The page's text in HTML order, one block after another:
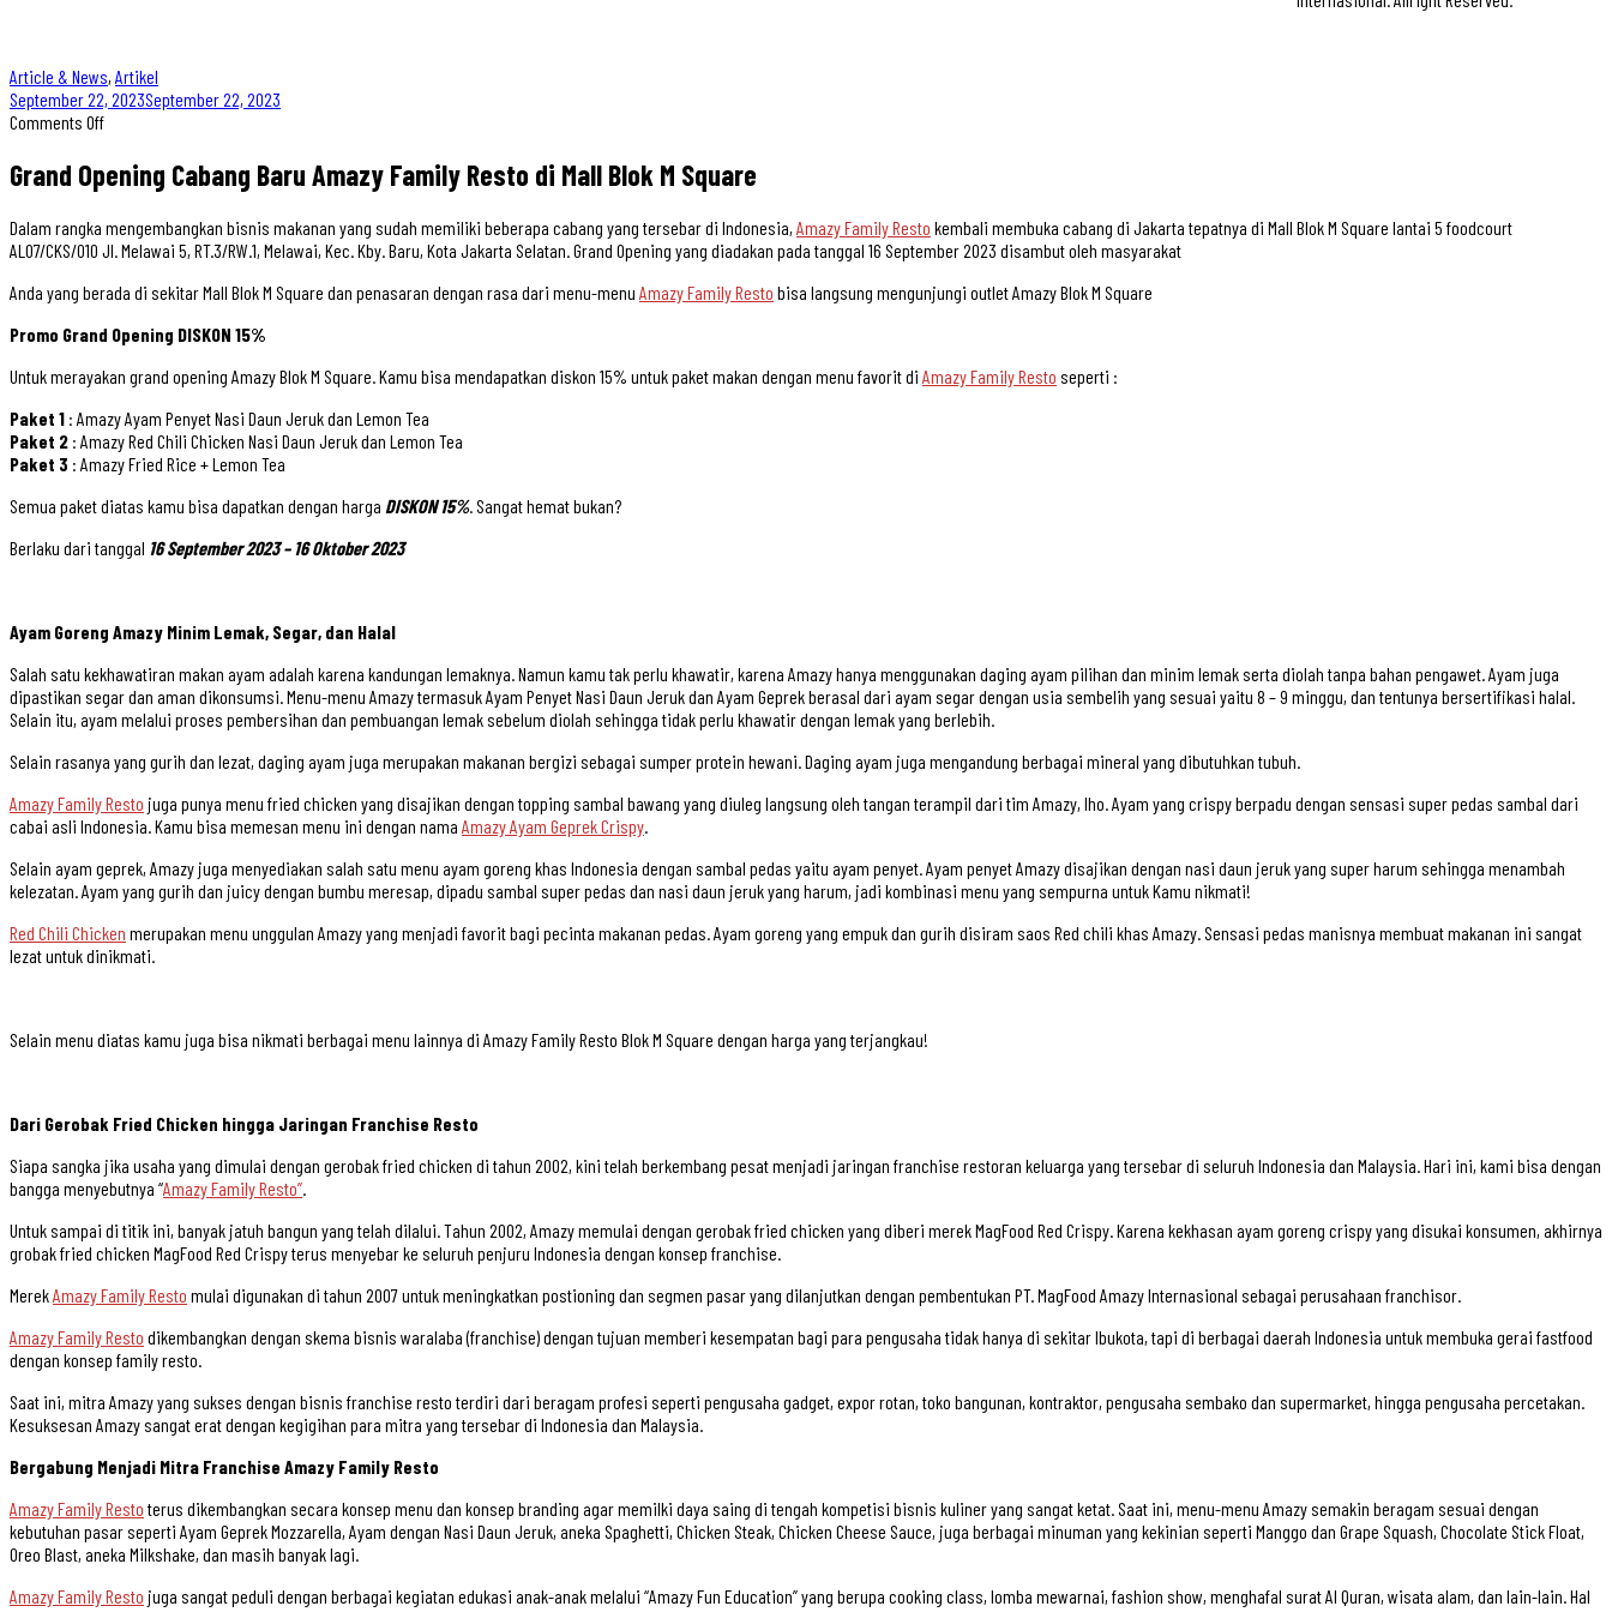
Article & News, Artikel
September 22, 2023September 22, 2023
Comments Off
Grand Opening Cabang Baru Amazy Family Resto di Mall Blok M Square
Dalam rangka mengembangkan bisnis makanan yang sudah memiliki beberapa cabang yang tersebar di Indonesia, Amazy Family Resto kembali membuka cabang di Jakarta tepatnya di Mall Blok M Square lantai 5 foodcourt
AL07/CKS/010 Jl. Melawai 5, RT.3/RW.1, Melawai, Kec. Kby. Baru, Kota Jakarta Selatan. Grand Opening yang diadakan pada tanggal 16 September 2023 disambut oleh masyarakat
Anda yang berada di sekitar Mall Blok M Square dan penasaran dengan rasa dari menu-menu Amazy Family Resto bisa langsung mengunjungi outlet Amazy Blok M Square
Promo Grand Opening DISKON 15%
Untuk merayakan grand opening Amazy Blok M Square. Kamu bisa mendapatkan diskon 15% untuk paket makan dengan menu favorit di Amazy Family Resto seperti :
Paket 1 : Amazy Ayam Penyet Nasi Daun Jeruk dan Lemon Tea
Paket 2 : Amazy Red Chili Chicken Nasi Daun Jeruk dan Lemon Tea
Paket 3 : Amazy Fried Rice + Lemon Tea
Semua paket diatas kamu bisa dapatkan dengan harga DISKON 15%. Sangat hemat bukan?
Berlaku dari tanggal 16 September 2023 – 16 Oktober 2023
Ayam Goreng Amazy Minim Lemak, Segar, dan Halal
Salah satu kekhawatiran makan ayam adalah karena kandungan lemaknya. Namun kamu tak perlu khawatir, karena Amazy hanya menggunakan daging ayam pilihan dan minim lemak serta diolah tanpa bahan pengawet. Ayam juga
dipastikan segar dan aman dikonsumsi. Menu-menu Amazy termasuk Ayam Penyet Nasi Daun Jeruk dan Ayam Geprek berasal dari ayam segar dengan usia sembelih yang sesuai yaitu 8 – 9 minggu, dan tentunya bersertifikasi halal.
Selain itu, ayam melalui proses pembersihan dan pembuangan lemak sebelum diolah sehingga tidak perlu khawatir dengan lemak yang berlebih.
Selain rasanya yang gurih dan lezat, daging ayam juga merupakan makanan bergizi sebagai sumper protein hewani. Daging ayam juga mengandung berbagai mineral yang dibutuhkan tubuh.
Amazy Family Resto juga punya menu fried chicken yang disajikan dengan topping sambal bawang yang diuleg langsung oleh tangan terampil dari tim Amazy, lho. Ayam yang crispy berpadu dengan sensasi super pedas sambal dari
cabai asli Indonesia. Kamu bisa memesan menu ini dengan nama Amazy Ayam Geprek Crispy.
Selain ayam geprek, Amazy juga menyediakan salah satu menu ayam goreng khas Indonesia dengan sambal pedas yaitu ayam penyet. Ayam penyet Amazy disajikan dengan nasi daun jeruk yang super harum sehingga menambah
kelezatan. Ayam yang gurih dan juicy dengan bumbu meresap, dipadu sambal super pedas dan nasi daun jeruk yang harum, jadi kombinasi menu yang sempurna untuk Kamu nikmati!
Red Chili Chicken merupakan menu unggulan Amazy yang menjadi favorit bagi pecinta makanan pedas. Ayam goreng yang empuk dan gurih disiram saos Red chili khas Amazy. Sensasi pedas manisnya membuat makanan ini sangat
lezat untuk dinikmati.
Selain menu diatas kamu juga bisa nikmati berbagai menu lainnya di Amazy Family Resto Blok M Square dengan harga yang terjangkau!
Dari Gerobak Fried Chicken hingga Jaringan Franchise Resto
Siapa sangka jika usaha yang dimulai dengan gerobak fried chicken di tahun 2002, kini telah berkembang pesat menjadi jaringan franchise restoran keluarga yang tersebar di seluruh Indonesia dan Malaysia. Hari ini, kami bisa dengan
bangga menyebutnya “Amazy Family Resto”.
Untuk sampai di titik ini, banyak jatuh bangun yang telah dilalui. Tahun 2002, Amazy memulai dengan gerobak fried chicken yang diberi merek MagFood Red Crispy. Karena kekhasan ayam goreng crispy yang disukai konsumen, akhirnya
grobak fried chicken MagFood Red Crispy terus menyebar ke seluruh penjuru Indonesia dengan konsep franchise.
MerekAmazy Family Resto mulai digunakan di tahun 2007 untuk meningkatkan postioning dan segmen pasar yang dilanjutkan dengan pembentukan PT. MagFood Amazy Internasional sebagai perusahaan franchisor.
Amazy Family Resto dikembangkan dengan skema bisnis waralaba (franchise) dengan tujuan memberi kesempatan bagi para pengusaha tidak hanya di sekitar Ibukota, tapi di berbagai daerah Indonesia untuk membuka gerai fastfood
dengan konsep family resto.
Saat ini, mitra Amazy yang sukses dengan bisnis franchise resto terdiri dari beragam profesi seperti pengusaha gadget, expor rotan, toko bangunan, kontraktor, pengusaha sembako dan supermarket, hingga pengusaha percetakan.
Kesuksesan Amazy sangat erat dengan kegigihan para mitra yang tersebar di Indonesia dan Malaysia.
Bergabung Menjadi Mitra Franchise Amazy Family Resto
Amazy Family Resto terus dikembangkan secara konsep menu dan konsep branding agar memilki daya saing di tengah kompetisi bisnis kuliner yang sangat ketat. Saat ini, menu-menu Amazy semakin beragam sesuai dengan
kebutuhan pasar seperti Ayam Geprek Mozzarella, Ayam dengan Nasi Daun Jeruk, aneka Spaghetti, Chicken Steak, Chicken Cheese Sauce, juga berbagai minuman yang kekinian seperti Manggo dan Grape Squash, Chocolate Stick Float,
Oreo Blast, aneka Milkshake, dan masih banyak lagi.
Amazy Family Resto juga sangat peduli dengan berbagai kegiatan edukasi anak-anak melalui “Amazy Fun Education” yang berupa cooking class, lomba mewarnai, fashion show, menghafal surat Al Quran, wisata alam, dan lain-lain. Hal